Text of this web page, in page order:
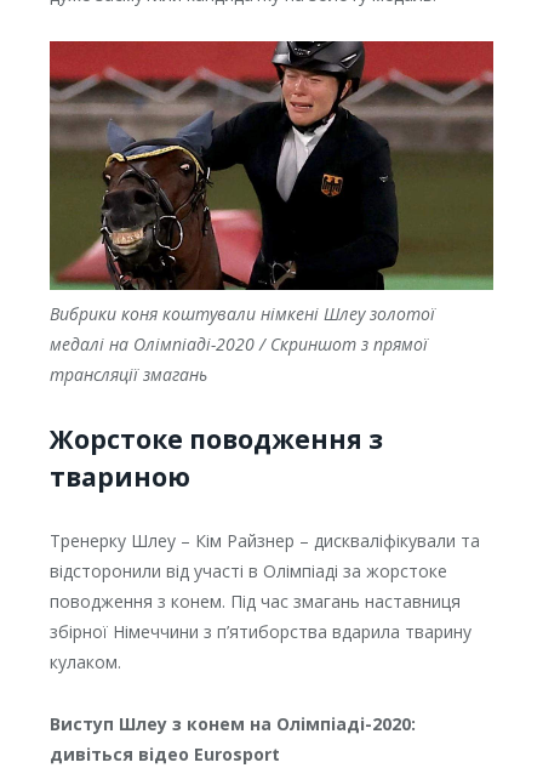
Вибрики коня коштували німкені Шлеу золотої
медалі на Олімпіаді-2020 / Скриншот з прямої
трансляції змагань
Жорстоке поводження з
твариною
Тренерку Шлеу – Кім Райзнер – дискваліфікували та
відсторонили від участі в Олімпіаді за жорстоке
поводження з конем. Під час змагань наставниця
збірної Німеччини з п’ятиборства вдарила тварину
кулаком.
Виступ Шлеу з конем на Олімпіаді-2020:
дивіться відео Eurosport